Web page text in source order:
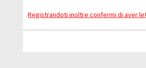
Registrandoti inoltre confermi di aver